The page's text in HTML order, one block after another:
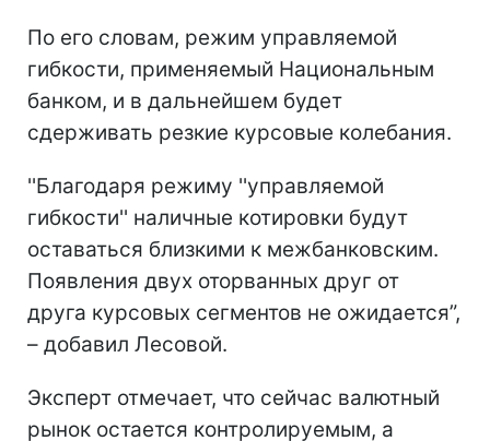
По его словам, режим управляемой
гибкости, применяемый Национальным
банком, и в дальнейшем будет
сдерживать резкие курсовые колебания.
''Благодаря режиму ''управляемой
гибкости'' наличные котировки будут
оставаться близкими к межбанковским.
Появления двух оторванных друг от
друга курсовых сегментов не ожидается”,
– добавил Лесовой.
Эксперт отмечает, что сейчас валютный
рынок остается контролируемым, а